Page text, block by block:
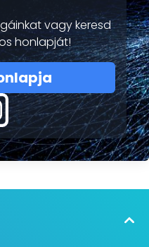
vagy keresd
honlapját!